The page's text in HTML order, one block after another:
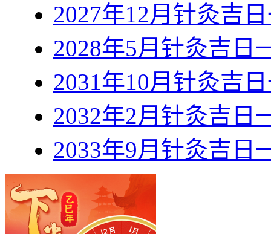
2027年12月针灸吉
2028年5月针灸吉日
2031年10月针灸吉
2032年2月针灸吉日
2033年9月针灸吉日